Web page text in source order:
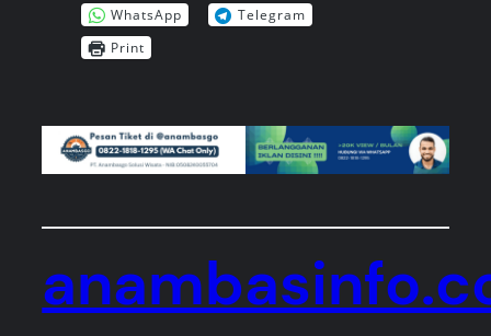
WhatsApp
Telegram
Print